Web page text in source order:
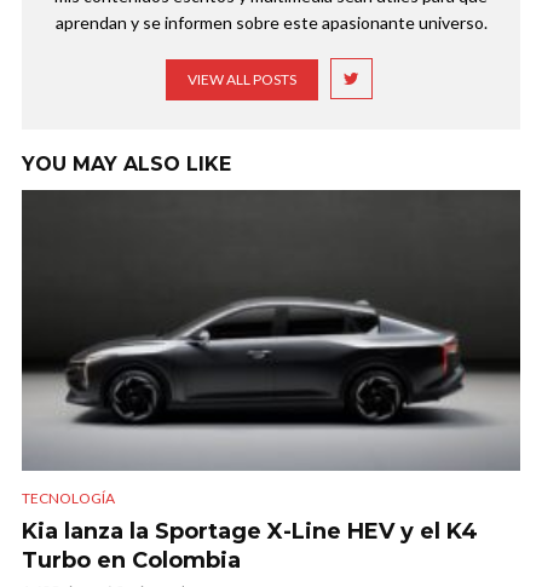
aprendan y se informen sobre este apasionante universo.
VIEW ALL POSTS
YOU MAY ALSO LIKE
TECNOLOGÍA
Kia lanza la Sportage X-Line HEV y el K4
Turbo en Colombia